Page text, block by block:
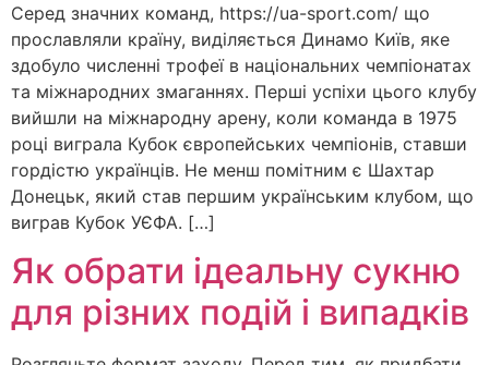
Серед значних команд, https://ua-sport.com/ що
прославляли країну, виділяється Динамо Київ, яке
здобуло численні трофеї в національних чемпіонатах
та міжнародних змаганнях. Перші успіхи цього клубу
вийшли на міжнародну арену, коли команда в 1975
році виграла Кубок європейських чемпіонів, ставши
гордістю українців. Не менш помітним є Шахтар
Донецьк, який став першим українським клубом, що
виграв Кубок УЄФА. […]
Як обрати ідеальну сукню
для різних подій і випадків